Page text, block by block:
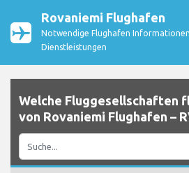
Rovaniemi Flughafen
Notwendige Flughafen
Dienstleistungen
Welche Fluggesellschaften
von Rovaniemi Flughafen –